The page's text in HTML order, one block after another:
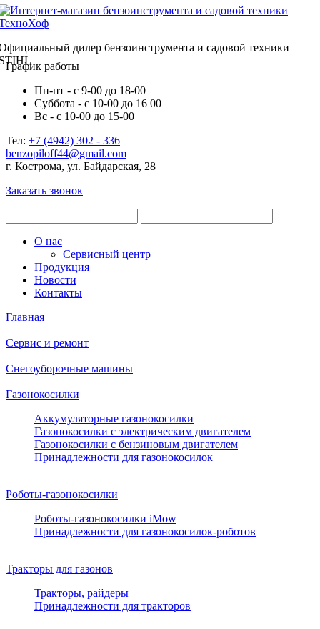
дилер бензоинструмента и садовой техники
График работы
Пн-пт - с 9-00 до 18-00
Суббота - с 10-00 до 16 00
Вс - с 10-00 до 15-00
Тел: +7 (4942) 302 - 336
benzopiloff44@gmail.com
г. Кострома, ул. Байдарская, 28
Заказать звонок
О нас
Сервисный центр
Продукция
Новости
Контакты
Главная
Сервис и ремонт
Снегоуборочные машины
Газонокосилки
Аккумуляторные газонокосилки
Газонокосилки с электрическим двигателем
Газонокосилки с бензиновым двигателем
Принадлежности для газонокосилок
Роботы-газонокосилки
Роботы-газонокосилки iMow
Принадлежности для газонокосилок-роботов
Тракторы для газонов
Тракторы, райдеры
Принадлежности для тракторов